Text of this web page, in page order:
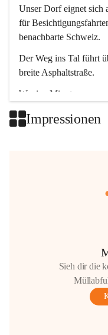
Unser Dorf eignet sich
für
benachbarte Schweiz.
Der Weg ins Tal führt
breite Asphaltstraße.
Wenige Minuten nur,
Impressionen
Sieh dir die